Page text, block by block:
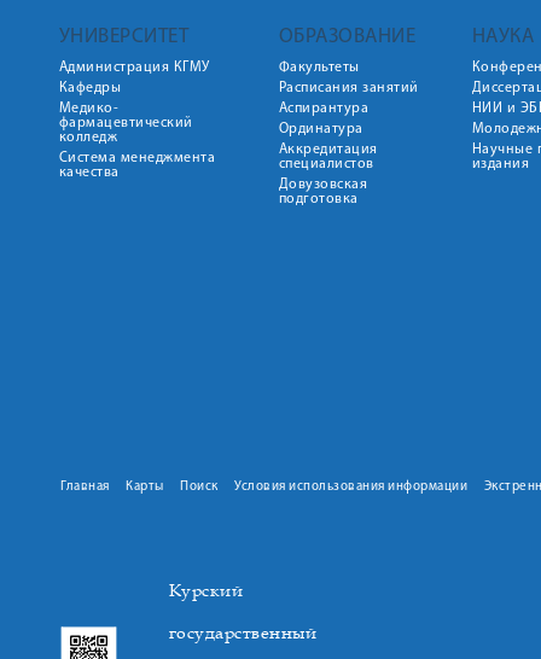
УНИВЕРСИТЕТ
Администрация КГМУ
Кафедры
Медико-
фармацевтический
колледж
Система менеджмента
качества
ОБРАЗОВАНИЕ
Факультеты
Расписания занятий
Аспирантура
Ординатура
Аккредитация
специалистов
Довузовская
подготовка
НАУКА
НИИ и
Научные
издания
Главная Карты Поиск Условия использования информации
Курский
государственный